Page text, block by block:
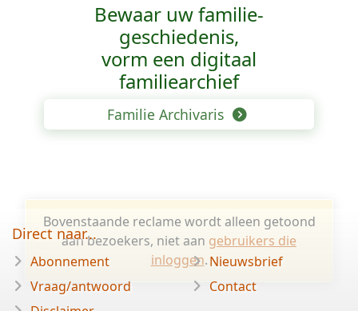
Bewaar uw familie­
geschiedenis,
vorm een digitaal
familiearchief
Familie Archivaris
Bovenstaande reclame wordt alleen getoond
aan bezoekers, niet aan gebruikers die
inloggen.
Direct naar...
Abonnement
Vraag/antwoord
Nieuwsbrief
Contact